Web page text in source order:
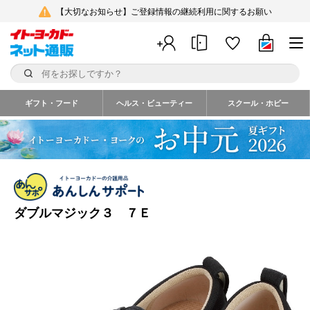
【大切なお知らせ】ご登録情報の継続利用に関するお願い
ギフト・フード ヘルス・ビューティー スクール・ホビー
ダブルマジック３ ７Ｅ